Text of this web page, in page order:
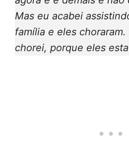
Mas eu acabei
família e eles
chorei, porque eles